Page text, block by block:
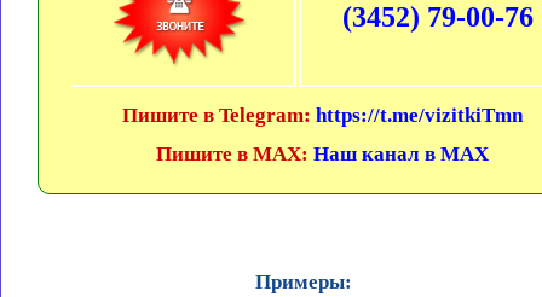
(3452) 79-00-76
Пишите в Telegram:https://t.me/vizitkiTmn
Пишите в MAX:Наш канал в MAX
Примеры: